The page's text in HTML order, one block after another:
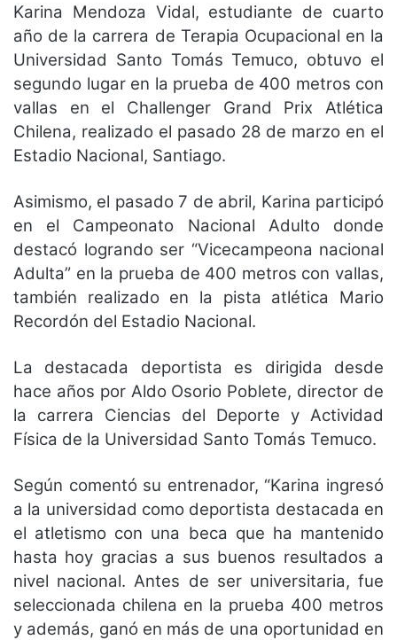
Karina Mendoza Vidal, estudiante de cuarto
año de la carrera de Terapia Ocupacional en la
Universidad Santo Tomás Temuco, obtuvo el
segundo lugar en la prueba de 400 metros con
vallas en el Challenger Grand Prix Atlética
Chilena, realizado el pasado 28 de marzo en el
Estadio Nacional, Santiago.
Asimismo, el pasado 7 de abril, Karina participó
en el Campeonato Nacional Adulto donde
destacó logrando ser “Vicecampeona nacional
Adulta” en la prueba de 400 metros con vallas,
también realizado en la pista atlética Mario
Recordón del Estadio Nacional.
La destacada deportista es dirigida desde
hace años por Aldo Osorio Poblete, director de
la carrera Ciencias del Deporte y Actividad
Física de la Universidad Santo Tomás Temuco.
Según comentó su entrenador, “Karina ingresó
a la universidad como deportista destacada en
el atletismo con una beca que ha mantenido
hasta hoy gracias a sus buenos resultados a
nivel nacional. Antes de ser universitaria, fue
seleccionada chilena en la prueba 400 metros
y además, ganó en más de una oportunidad en